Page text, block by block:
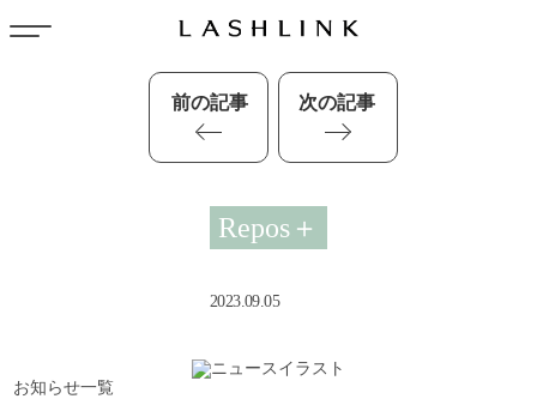
Repos＋
2023.09.05
前の記事 次の記事
お知らせ一覧